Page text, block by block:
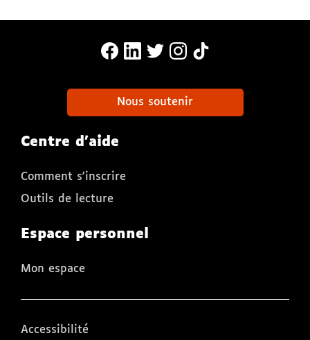
MonaLira Sur Facebook (nouvelle
MonaLira Sur Linkedin
MonaLira Sur Twitter
MonaLira Sur
Nous soutenir
Centre d'aide
Comment s'inscrire
Outils de lecture
Espace personnel
Mon espace
Accessibilité